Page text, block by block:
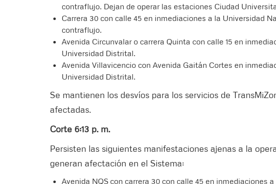
contraflujo. Dejan de operar las estaciones Ciudad
Carrera 30 con calle 45 en inmediaciones a la Universidad
contraflujo.
Avenida Circunvalar o carrera Quinta con calle 15 en
Universidad Distrital.
Avenida Villavicencio con Avenida Gaitán Cortes en
Universidad Distrital.
Se mantienen los desvíos para los servicios de
afectadas.
Corte 6:13 p. m.
Persisten las siguientes manifestaciones ajenas a la
generan afectación en el Sistema:
Avenida NQS con carrera 30 con calle 45 en inmediaciones